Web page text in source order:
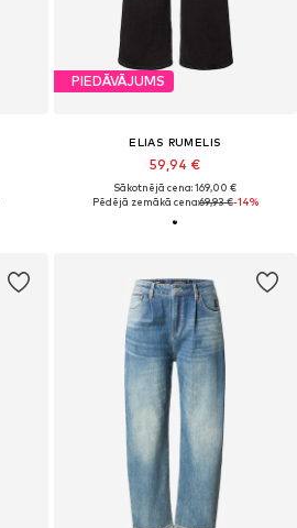
PIEDĀVĀJUMS
ELIAS RUMELIS
59,94 €
Sākotnējā cena: 169,00 €
Pēdējā zemākā cena:69,93 €-14%